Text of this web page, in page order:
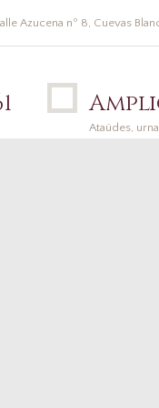
Azucena nº 8, Cuevas
Ataúdes,